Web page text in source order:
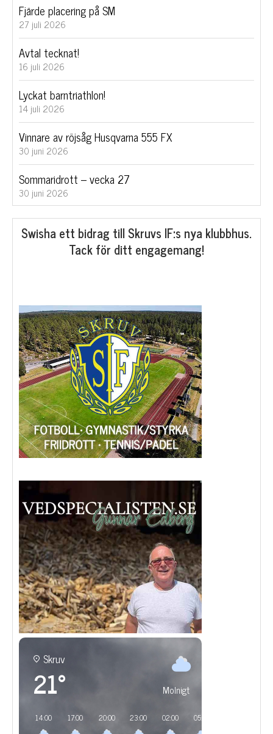
Swisha ett bidrag till Skruvs IF:s nya klubbhus.
Tack för ditt engagemang!
Skruv
21° Molnigt
14:00 17:00 20:00 23:00 02:00 05:00
Fjärde placering på SM
27 juli 2026
Avtal tecknat!
16 juli 2026
Lyckat barntriathlon!
14 juli 2026
Vinnare av röjsåg Husqvarna 555 FX
30 juni 2026
Sommaridrott – vecka 27
30 juni 2026